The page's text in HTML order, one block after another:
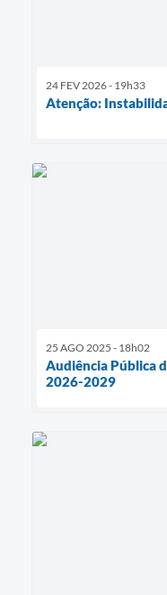
24 FEV 2026 - 19h33
Atenção:
25 AGO 2025 - 18h02
Audiência Pública
2026-2029